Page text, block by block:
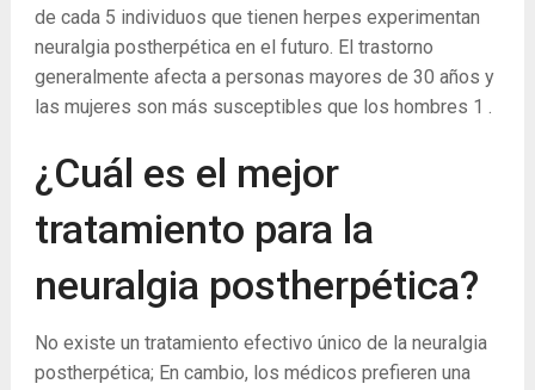
de cada 5 individuos que tienen herpes experimentan
neuralgia postherpética en el futuro. El trastorno
generalmente afecta a personas mayores de 30 años y
las mujeres son más susceptibles que los hombres 1 .
¿Cuál es el mejor
tratamiento para la
neuralgia postherpética?
No existe un tratamiento efectivo único de la neuralgia
postherpética; En cambio, los médicos prefieren una